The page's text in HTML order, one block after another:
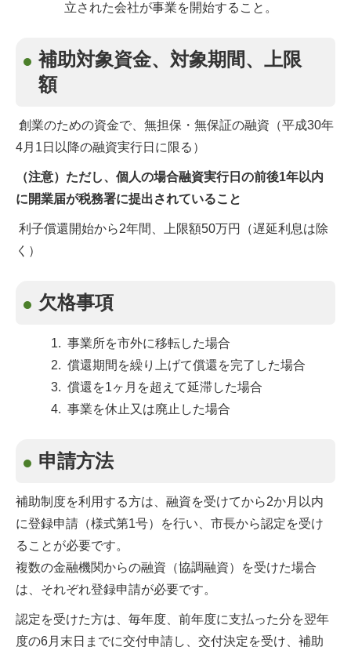
立された会社が事業を開始すること。
補助対象資金、対象期間、上限
額
創業のための資金で、無担保・無保証の融資（平成30年
4月1日以降の融資実行日に限る）
（注意）ただし、個人の場合融資実行日の前後1年以内
に開業届が税務署に提出されていること
利子償還開始から2年間、上限額50万円（遅延利息は除
く）
欠格事項
事業所を市外に移転した場合
償還期間を繰り上げて償還を完了した場合
償還を1ヶ月を超えて延滞した場合
事業を休止又は廃止した場合
申請方法
補助制度を利用する方は、融資を受けてから2か月以内
に登録申請（様式第1号）を行い、市長から認定を受け
ることが必要です。
複数の金融機関からの融資（協調融資）を受けた場合
は、それぞれ登録申請が必要です。
認定を受けた方は、毎年度、前年度に支払った分を翌年
度の6月末日までに交付申請し、交付決定を受け、補助